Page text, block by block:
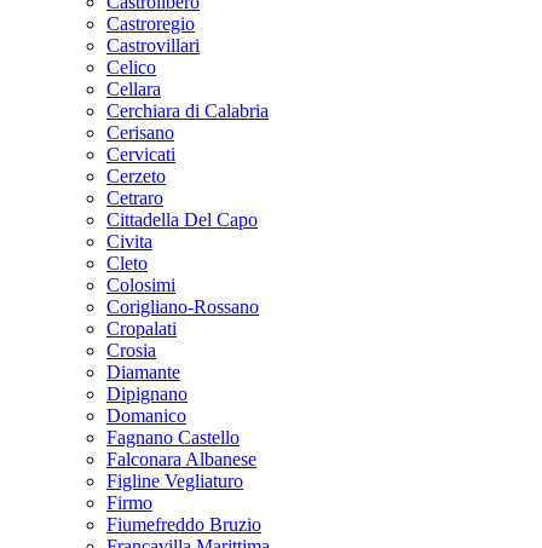
Castroregio
Castrovillari
Celico
Cellara
Cerchiara di Calabria
Cerisano
Cervicati
Cerzeto
Cetraro
Cittadella Del Capo
Civita
Cleto
Colosimi
Corigliano-Rossano
Cropalati
Crosia
Diamante
Dipignano
Domanico
Fagnano Castello
Falconara Albanese
Figline Vegliaturo
Firmo
Fiumefreddo Bruzio